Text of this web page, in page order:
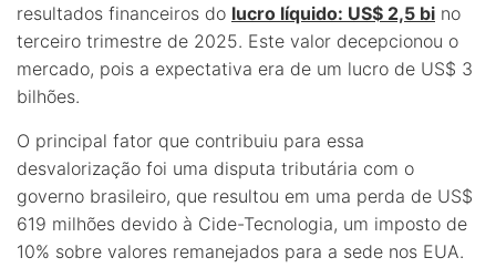
resultados financeiros do lucro líquido: US$ 2,5 bi no
terceiro trimestre de 2025. Este valor decepcionou o
mercado, pois a expectativa era de um lucro de US$ 3
bilhões.
O principal fator que contribuiu para essa
desvalorização foi uma disputa tributária com o
governo brasileiro, que resultou em uma perda de US$
619 milhões devido à Cide-Tecnologia, um imposto de
10% sobre valores remanejados para a sede nos EUA.